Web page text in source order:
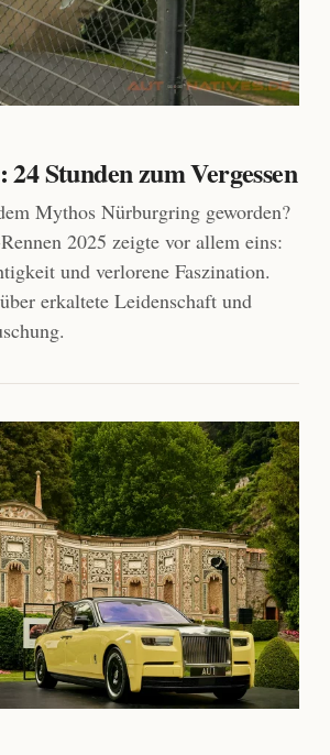
Stunden zum Vergessen
Mythos Nürburgring geworden?
2025 zeigte vor allem eins:
und verlorene Faszination.
erkaltete Leidenschaft und